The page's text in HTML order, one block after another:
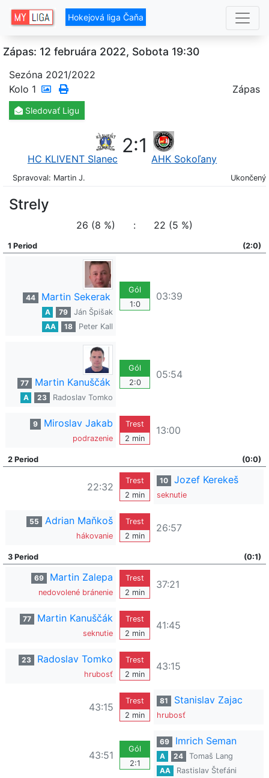
Hokejová liga Čaňa
Zápas: 12 februára 2022, Sobota 19:30
Sezóna 2021/2022
Kolo 1 Zápas
Sledovať Ligu
HC KLIVENT Slanec
2:1
AHK Sokoľany
Spravoval: Martin J. Ukončený
Strely
26 (8 %) : 22 (5 %)
1 Period (2:0)
44 Martin Sekerak
A 79
Ján Špišak
AA
18 Peter Kall
Gól
1:0
03:39
77 Martin Kanuščák
A 23 Radoslav Tomko
Gól
2:0
05:54
9 Miroslav Jakab
podrazenie
Trest
2 min
13:00
2 Period (0:0)
22:32
Trest
2 min
10 Jozef Kerekeš
seknutie
55 Adrian Maňkoš
hákovanie
Trest
2 min
26:57
3 Period (0:1)
69 Martin Zalepa
nedovolené bránenie
Trest
2 min
37:21
77 Martin Kanuščák
seknutie
Trest
2 min
41:45
23 Radoslav Tomko
hrubosť
Trest
2 min
43:15
43:15
Trest
2 min
81 Stanislav Zajac
hrubosť
43:51
Gól
2:1
69 Imrich Seman
A 24
Tomaš Lang
AA
Rastislav Štefáni